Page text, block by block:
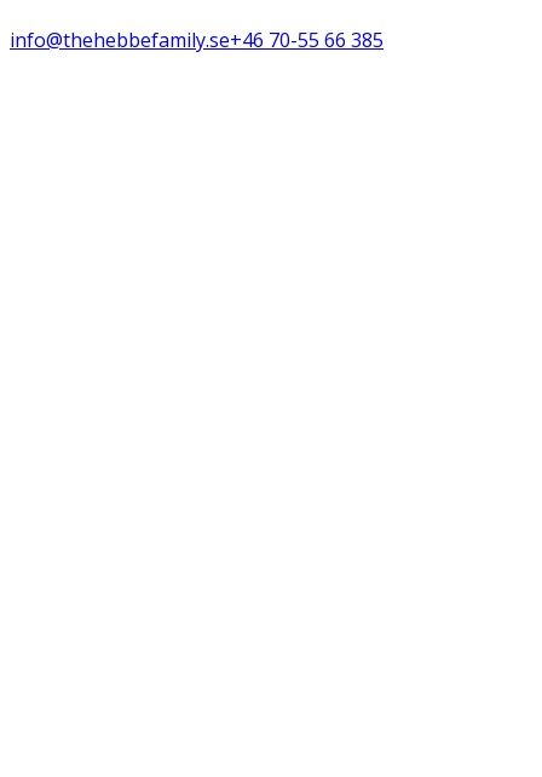
info@thehebbefamily.se+46 70-55 66 385